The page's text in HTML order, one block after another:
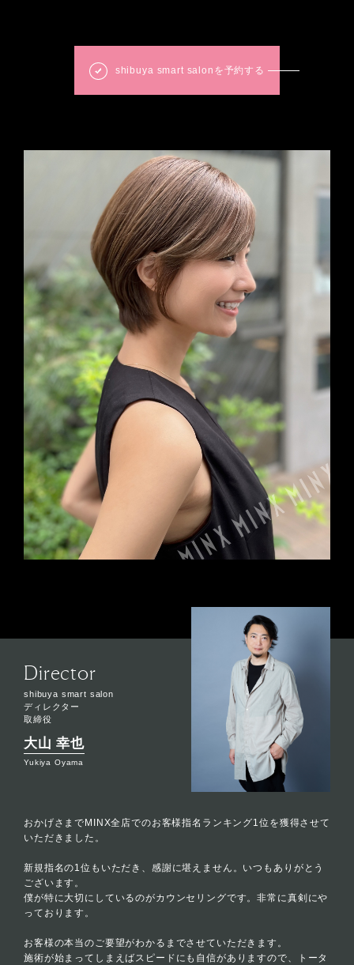
shibuya smart salonを予約する
Director
shibuya smart salon
ディレクター
取締役
大山 幸也
Yukiya Oyama
おかげさまでMINX全店でのお客様指名ランキング1位を獲得させて
いただきました。
新規指名の1位もいただき、感謝に堪えません。いつもありがとう
ございます。
僕が特に大切にしているのがカウンセリングです。非常に真剣にや
っております。
お客様の本当のご要望がわかるまでさせていただきます。
施術が始まってしまえばスピードにも自信がありますので、トータ